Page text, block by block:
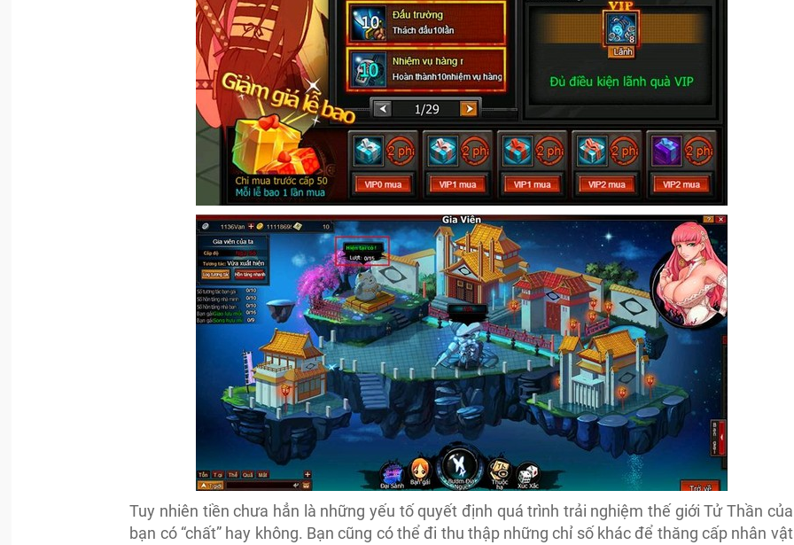
Tuy nhiên tiền chưa hẳn là những yếu tố quyết định quá trình trải nghiệm thế giới Tử Thần của
bạn có “chất” hay không. Bạn cũng có thể đi thu thập những chỉ số khác để thăng cấp nhân vật